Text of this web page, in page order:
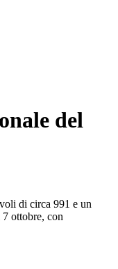
del
di circa 991 e un
ottobre, con